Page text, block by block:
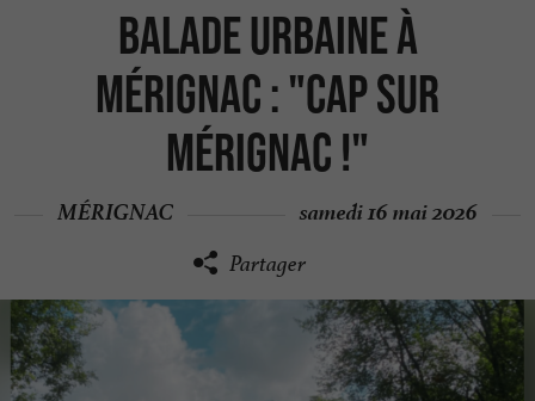
Balade urbaine à
Mérignac : "Cap sur
Mérignac !"
MÉRIGNAC samedi 16 mai 2026
Partager